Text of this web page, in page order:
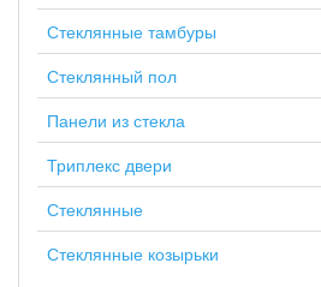
Стеклянные тамбуры
Стеклянный пол
Панели из стекла
Триплекс двери
Стеклянные
Стеклянные козырьки